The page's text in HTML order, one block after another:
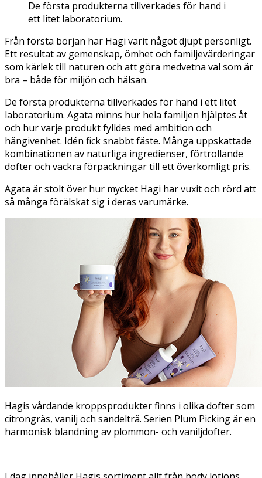
De första produkterna tillverkades för hand i
ett litet laboratorium.
Från första början har Hagi varit något djupt personligt.
Ett resultat av gemenskap, ömhet och familjevärderingar
som kärlek till naturen och att göra medvetna val som är
bra – både för miljön och hälsan.
De första produkterna tillverkades för hand i ett litet
laboratorium. Agata minns hur hela familjen hjälptes åt
och hur varje produkt fylldes med ambition och
hängivenhet. Idén fick snabbt fäste. Många uppskattade
kombinationen av naturliga ingredienser, förtrollande
dofter och vackra förpackningar till ett överkomligt pris.
Agata är stolt över hur mycket Hagi har vuxit och rörd att
så många förälskat sig i deras varumärke.
Hagis vårdande kroppsprodukter finns i olika dofter som
citrongräs, vanilj och sandelträ. Serien Plum Picking är en
harmonisk blandning av plommon- och vaniljdofter.